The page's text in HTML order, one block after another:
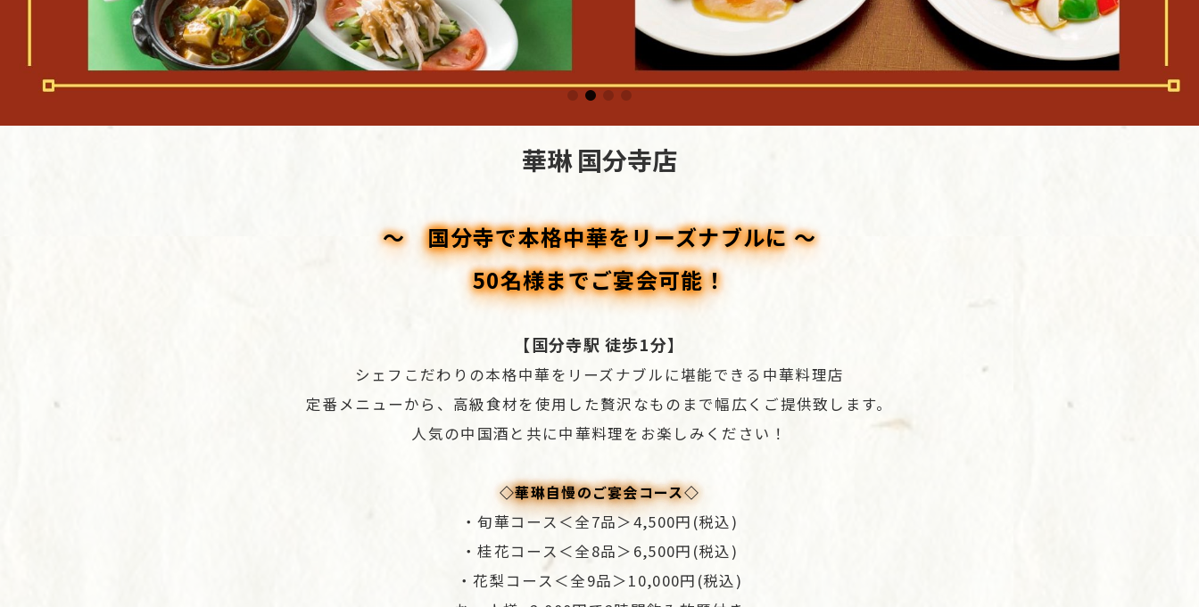
華琳 国分寺店
～ 国分寺で本格中華をリーズナブルに ～
50名様までご宴会可能！
【国分寺駅 徒歩1分】
シェフこだわりの本格中華をリーズナブルに堪能できる中華料理店
定番メニューから、高級食材を使用した贅沢なものまで幅広くご提供致します。
人気の中国酒と共に中華料理をお楽しみください！
◇華琳自慢のご宴会コース◇
・旬華コース＜全7品＞4,500円(税込)
・桂花コース＜全8品＞6,500円(税込)
・花梨コース＜全9品＞10,000円(税込)